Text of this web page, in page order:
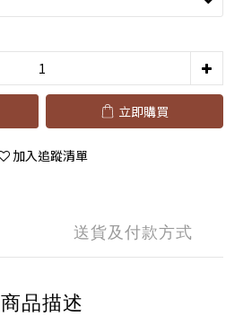
立即購買
加入追蹤清單
送貨及付款方式
商品描述